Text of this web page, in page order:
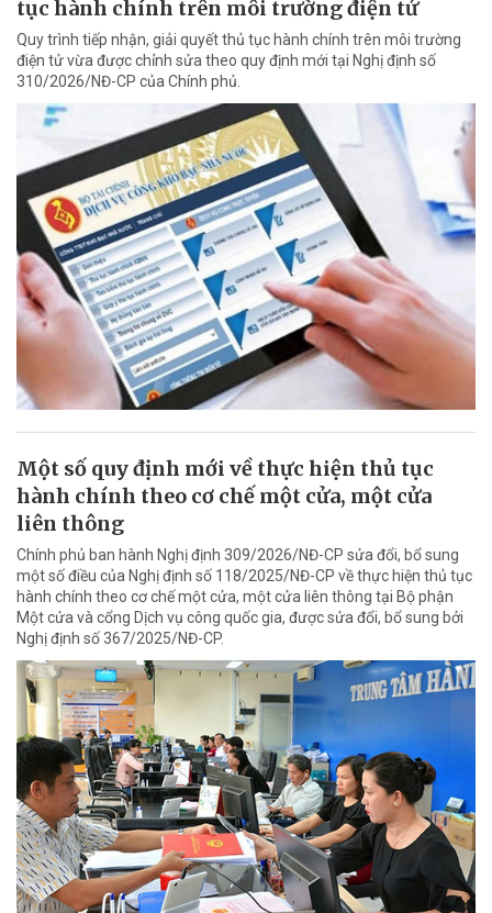
tục hành chính trên môi trường điện tử
Quy trình tiếp nhận, giải quyết thủ tục hành chính trên môi trường
điện tử vừa được chỉnh sửa theo quy định mới tại Nghị định số
310/2026/NĐ-CP của Chính phủ.
Một số quy định mới về thực hiện thủ tục
hành chính theo cơ chế một cửa, một cửa
liên thông
Chính phủ ban hành Nghị định 309/2026/NĐ-CP sửa đổi, bổ sung
một số điều của Nghị định số 118/2025/NĐ-CP về thực hiện thủ tục
hành chính theo cơ chế một cửa, một cửa liên thông tại Bộ phận
Một cửa và cổng Dịch vụ công quốc gia, được sửa đổi, bổ sung bởi
Nghị định số 367/2025/NĐ-CP.